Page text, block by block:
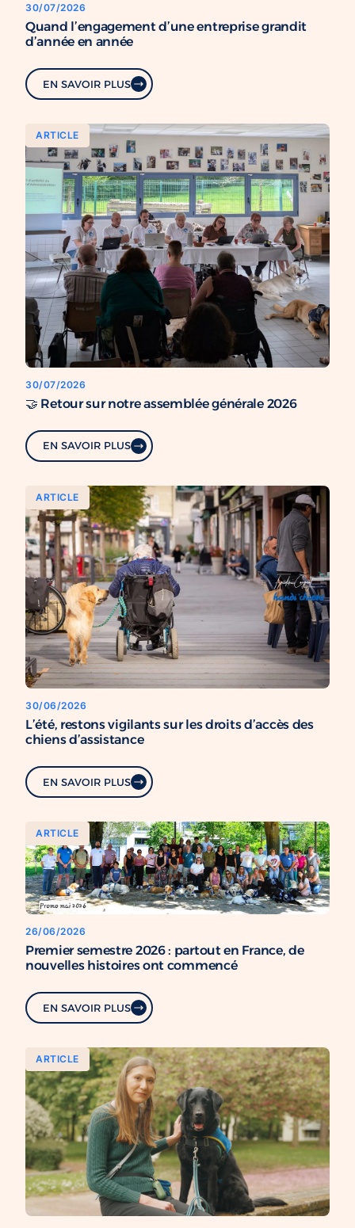
30/07/2026
Quand l’engagement d’une entreprise grandit
d’année en année
EN SAVOIR PLUS
ARTICLE
30/07/2026
🤝 Retour sur notre assemblée générale 2026
EN SAVOIR PLUS
ARTICLE
30/06/2026
L’été, restons vigilants sur les droits d’accès des
chiens d’assistance
EN SAVOIR PLUS
ARTICLE
26/06/2026
Premier semestre 2026 : partout en France, de
nouvelles histoires ont commencé
EN SAVOIR PLUS
ARTICLE